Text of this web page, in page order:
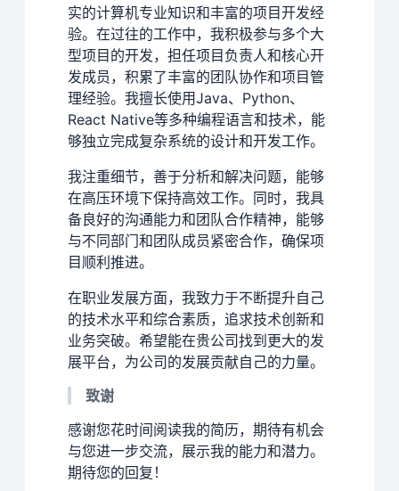
实的计算机专业知识和丰富的项目开发经
验。在过往的工作中，我积极参与多个大
型项目的开发，担任项目负责人和核心开
发成员，积累了丰富的团队协作和项目管
理经验。我擅长使用Java、Python、
React Native等多种编程语言和技术，能
够独立完成复杂系统的设计和开发工作。
我注重细节，善于分析和解决问题，能够
在高压环境下保持高效工作。同时，我具
备良好的沟通能力和团队合作精神，能够
与不同部门和团队成员紧密合作，确保项
目顺利推进。
在职业发展方面，我致力于不断提升自己
的技术水平和综合素质，追求技术创新和
业务突破。希望能在贵公司找到更大的发
展平台，为公司的发展贡献自己的力量。
致谢
感谢您花时间阅读我的简历，期待有机会
与您进一步交流，展示我的能力和潜力。
期待您的回复！